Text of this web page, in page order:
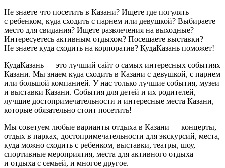
Не знаете что посетить в Казани? Ищете где погулять
с ребенком, куда сходить с парнем или девушкой? Выбираете
место для свидания? Ищете развлечения на выходные?
Интересуетесь активным отдыхом? Посещаете выставки?
Не знаете куда сходить на корпоратив? КудаКазань поможет!
КудаКазань — это лучший сайт о самых интересных событиях
Казани. Мы знаем куда сходить в Казани с девушкой, с парнем
или большой компанией. У нас только лучшие события, музеи
и выставки Казани. События для детей и их родителей,
лучшие достопримечательности и интересные места Казани,
которые обязательно стоит посетить!
Мы советуем любые варианты отдыха в Казани — концерты,
отдых в парках, достопримечательности для экскурсий, места,
куда можно сходить с ребенком, выставки, театры, шоу,
спортивные мероприятия, места для активного отдыха
и отдыха с семьей, и многое другое.